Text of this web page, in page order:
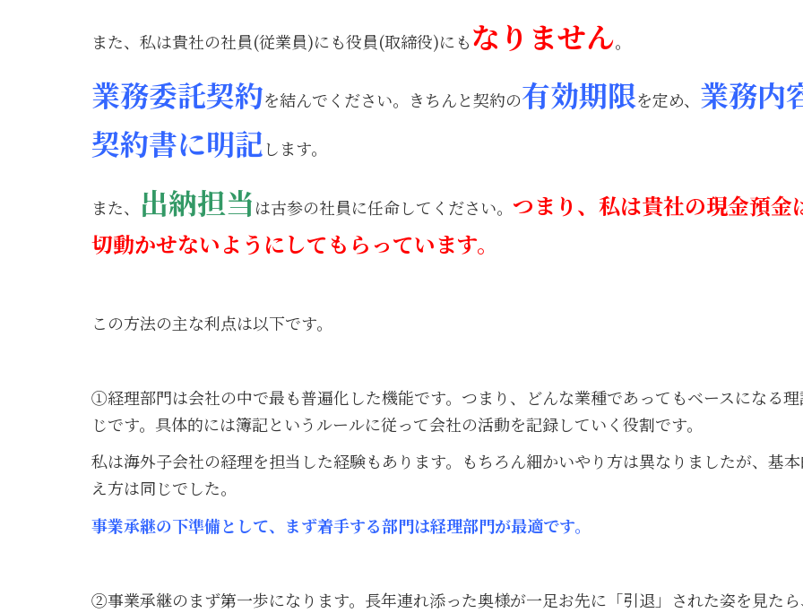
また、私は貴社の社員(従業員)にも役員(取締役)にもなりません。
業務委託契約を結んでください。きちんと契約の有効期限を定め、 業務内
契約書に明記 します。
また、 出納担当は古参の社員に任命してください。 つまり、私は貴社の現金預金
切動かせないようにしてもらっています。
この方法の主な利点は以下です。
①経理部門は会社の中で最も普遍化した機能です。つまり、どんな業種であってもベースになる
じです。具体的には簿記というルールに従って会社の活動を記録していく役割です。
私は海外子会社の経理を担当した経験もあります。もちろん細かいやり方は異なりましたが、基
え方は同じでした。
事業承継の下準備として、まず着手する部門は経理部門が最適です。
②事業承継のまず第一歩になります。長年連れ添った奥様が一足お先に「引退」された姿を見た